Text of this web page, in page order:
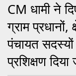
Chhattisgarh
Bihar
Uttrakhand
CM धामी ने
ग्राम
पंचायत
प्रशिक्षण दिया